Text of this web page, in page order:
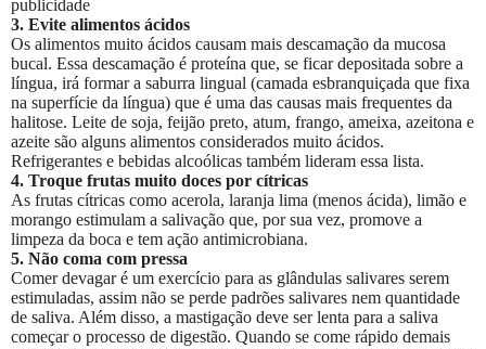
publicidade
3. Evite alimentos ácidos
Os alimentos muito ácidos causam mais descamação da mucosa
bucal. Essa descamação é proteína que, se ficar depositada sobre a
língua, irá formar a saburra lingual (camada esbranquiçada que fixa
na superfície da língua) que é uma das causas mais frequentes da
halitose. Leite de soja, feijão preto, atum, frango, ameixa, azeitona e
azeite são alguns alimentos considerados muito ácidos.
Refrigerantes e bebidas alcoólicas também lideram essa lista.
4. Troque frutas muito doces por cítricas
As frutas cítricas como acerola, laranja lima (menos ácida), limão e
morango estimulam a salivação que, por sua vez, promove a
limpeza da boca e tem ação antimicrobiana.
5. Não coma com pressa
Comer devagar é um exercício para as glândulas salivares serem
estimuladas, assim não se perde padrões salivares nem quantidade
de saliva. Além disso, a mastigação deve ser lenta para a saliva
começar o processo de digestão. Quando se come rápido demais